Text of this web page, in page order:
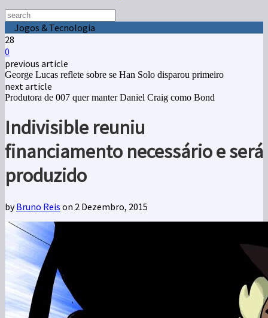
Jogos & Tecnologia
28
0
previous article
George Lucas reflete sobre se Han Solo disparou primeiro
next article
Produtora de 007 quer manter Daniel Craig como Bond
Indivisible reuniu
financiamento necessário e será
produzido
byBruno Reis on 2 Dezembro, 2015